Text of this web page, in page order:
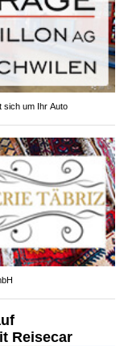
sich um Ihr Auto
Reisecar